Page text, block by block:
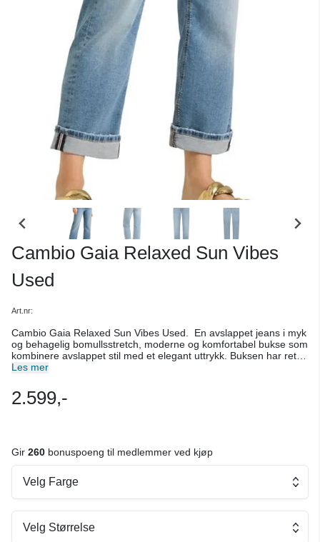
Cambio Gaia Relaxed Sun Vibes
Used
Art.nr:
Cambio Gaia Relaxed Sun Vibes Used. En avslappet jeans i myk
og behagelig bomullsstretch, moderne og komfortabel bukse som
kombinere avslappet stil med et elegant uttrykk. Buksen har rette
ben med oppbrett som kan brettes ned for å få den lenger, den
Buksen er fin å style med en skjorte, bluse eller strikk, perfekt
både til jobb og fritid. Benlengde: 30" Normal til litt romslig på
Les mer
2.599,-
Gir 260 bonuspoeng til medlemmer ved kjøp
Velg Farge
Velg Størrelse